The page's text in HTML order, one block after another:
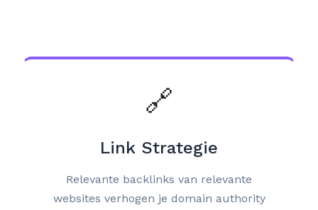
🔗
Link Strategie
Relevante backlinks van relevante
websites verhogen je domain authority